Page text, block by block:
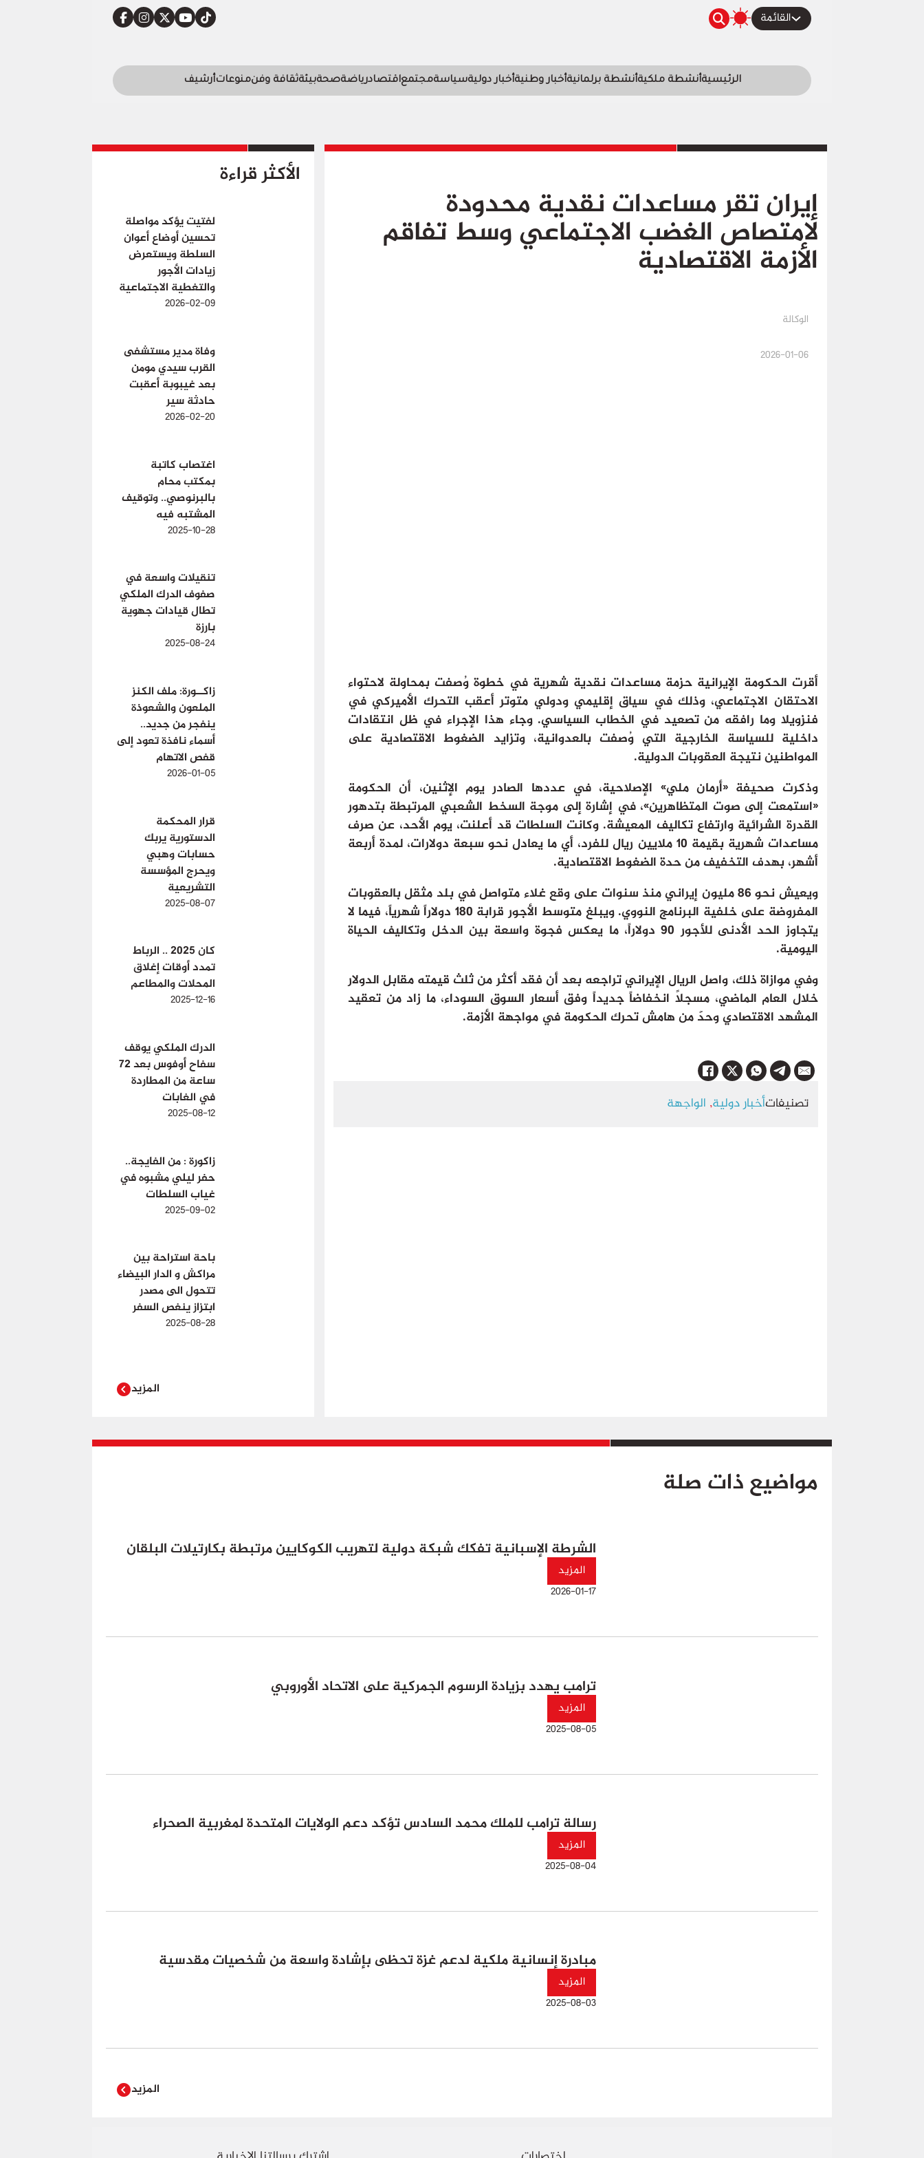
القائمة
الرئيسيةأنشطة ملكيةأنشطة برلمانيةأخبار وطنيةأخبار دوليةسياسةمجتمعاقتصادرياضةصحةبيئةثقافة وفنمنوعاتأرشيف
الأكثر قراءة
لفتيت يؤكد مواصلة
تحسين أوضاع أعوان
السلطة ويستعرض
زيادات الأجور
والتغطية الاجتماعية
2026-02-09
وفاة مدير مستشفى
القرب سيدي مومن
بعد غيبوبة أعقبت
حادثة سير
2026-02-20
اغتصاب كاتبة
بمكتب محام
بالبرنوصي.. وتوقيف
المشتبه فيه
2025-10-28
تنقيلات واسعة في
صفوف الدرك الملكي
تطال قيادات جهوية
بارزة
2025-08-24
زاكــورة: ملف الكنز
الملعون والشعوذة
ينفجر من جديد..
أسماء نافذة تعود إلى
قفص الاتهام
2026-01-05
قرار المحكمة
الدستورية يربك
حسابات وهبي
ويحرج المؤسسة
التشريعية
2025-08-07
كان 2025 .. الرباط
تمدد أوقات إغلاق
المحلات والمطاعم
2025-12-16
الدرك الملكي يوقف
سفاح أوفوس بعد 72
ساعة من المطاردة
في الغابات
2025-08-12
زاكورة : من الفايجة..
حفر ليلي مشبوه في
غياب السلطات
2025-09-02
باحة استراحة بين
مراكش و الدار البيضاء
تتحول الى مصدر
ابتزاز ينغص السفر
2025-08-28
المزيد
إيران تقر مساعدات نقدية محدودة
لامتصاص الغضب الاجتماعي وسط تفاقم
الأزمة الاقتصادية
الوكالة
2026-01-06
أقرت الحكومة الإيرانية حزمة مساعدات نقدية شهرية في خطوة وُصفت بمحاولة لاحتواء
الاحتقان الاجتماعي، وذلك في سياق إقليمي ودولي متوتر أعقب التحرك الأميركي في
فنزويلا وما رافقه من تصعيد في الخطاب السياسي. وجاء هذا الإجراء في ظل انتقادات
داخلية للسياسة الخارجية التي وُصفت بالعدوانية، وتزايد الضغوط الاقتصادية على
المواطنين نتيجة العقوبات الدولية.
وذكرت صحيفة «أرمان ملي» الإصلاحية، في عددها الصادر يوم الإثنين، أن الحكومة
«استمعت إلى صوت المتظاهرين»، في إشارة إلى موجة السخط الشعبي المرتبطة بتدهور
القدرة الشرائية وارتفاع تكاليف المعيشة. وكانت السلطات قد أعلنت، يوم الأحد، عن صرف
مساعدات شهرية بقيمة 10 ملايين ريال للفرد، أي ما يعادل نحو سبعة دولارات، لمدة أربعة
أشهر، بهدف التخفيف من حدة الضغوط الاقتصادية.
ويعيش نحو 86 مليون إيراني منذ سنوات على وقع غلاء متواصل في بلد مثقل بالعقوبات
المفروضة على خلفية البرنامج النووي. ويبلغ متوسط الأجور قرابة 180 دولاراً شهرياً، فيما لا
يتجاوز الحد الأدنى للأجور 90 دولاراً، ما يعكس فجوة واسعة بين الدخل وتكاليف الحياة
اليومية.
وفي موازاة ذلك، واصل الريال الإيراني تراجعه بعد أن فقد أكثر من ثلث قيمته مقابل الدولار
خلال العام الماضي، مسجلاً انخفاضاً جديداً وفق أسعار السوق السوداء، ما زاد من تعقيد
المشهد الاقتصادي وحدّ من هامش تحرك الحكومة في مواجهة الأزمة.
أخبار دولية, الواجهة تصنيفات
مواضيع ذات صلة
الشرطة الإسبانية تفكك شبكة دولية لتهريب الكوكايين مرتبطة بكارتيلات البلقان
المزيد
2026-01-17
ترامب يهدد بزيادة الرسوم الجمركية على الاتحاد الأوروبي
المزيد
2025-08-05
رسالة ترامب للملك محمد السادس تؤكد دعم الولايات المتحدة لمغربية الصحراء
المزيد
2025-08-04
مبادرة إنسانية ملكية لدعم غزة تحظى بإشادة واسعة من شخصيات مقدسية
المزيد
2025-08-03
المزيد